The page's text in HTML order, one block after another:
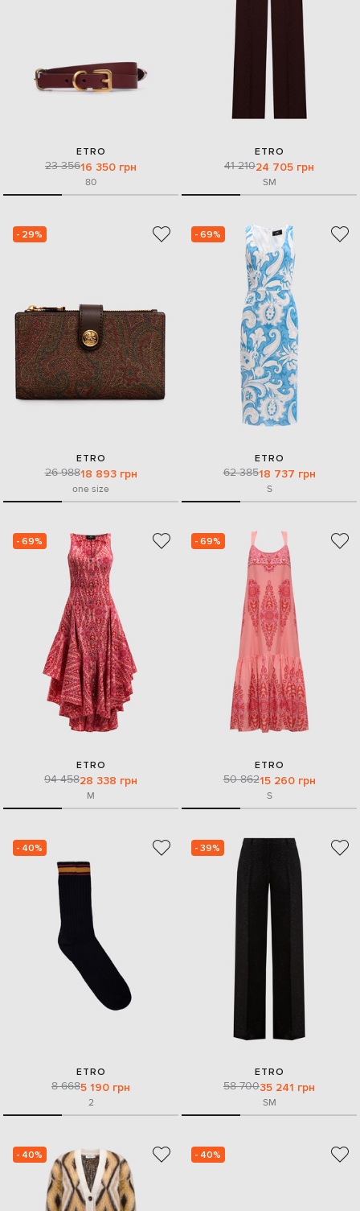
ETRO
23 35616 350 грн
80
ETRO
41 21024 705 грн
SM
- 29%
ETRO
26 98818 893 грн
one size
- 69%
ETRO
62 38518 737 грн
S
- 69%
ETRO
94 45828 338 грн
M
- 69%
ETRO
50 86215 260 грн
S
- 40%
ETRO
8 6685 190 грн
2
- 39%
ETRO
58 70035 241 грн
SM
- 40% - 40%